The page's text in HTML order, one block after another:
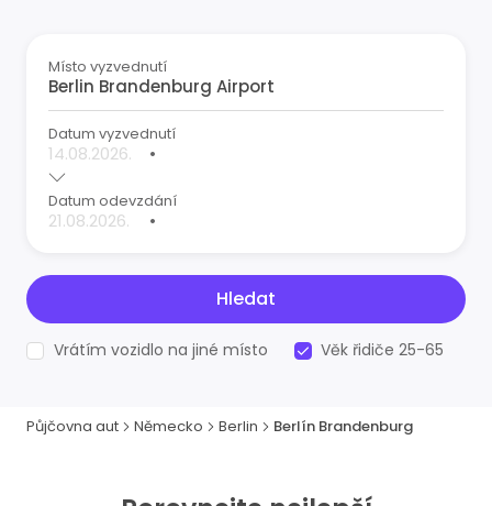
Místo vyzvednutí
Datum vyzvednutí
•
Datum odevzdání
•
Hledat
Vrátím vozidlo na jiné místo Věk řidiče 25-65
Půjčovna aut Německo Berlin Berlín Brandenburg